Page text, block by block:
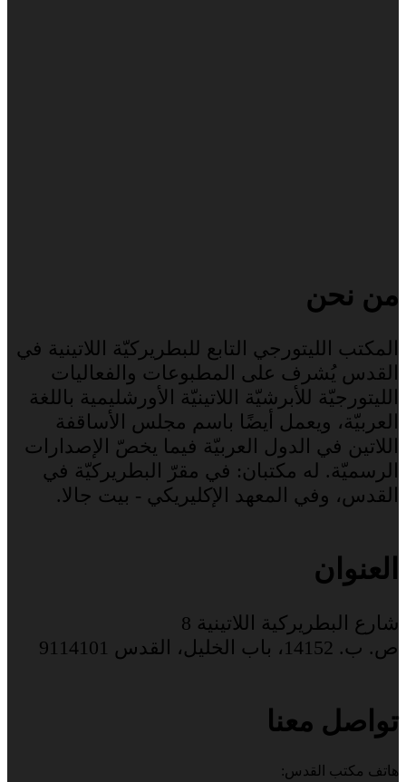
من نحن
المكتب الليتورجي التابع للبطريركيّة اللاتينية في
القدس يُشرف على المطبوعات والفعاليات
الليتورجيّة للأبرشيّة اللاتينيّة الأورشليمية باللغة
العربيّة، ويعمل أيضًا باسم مجلس الأساقفة
اللاتين في الدول العربيّة فيما يخصّ الإصدارات
الرسميّة. له مكتبان: في مقرّ البطريركيّة في
القدس، وفي المعهد الإكليريكي - بيت جالا.
العنوان
شارع البطريركية اللاتينية 8
ص. ب. 14152، باب الخليل، القدس 9114101
تواصل معنا
هاتف مكتب القدس: